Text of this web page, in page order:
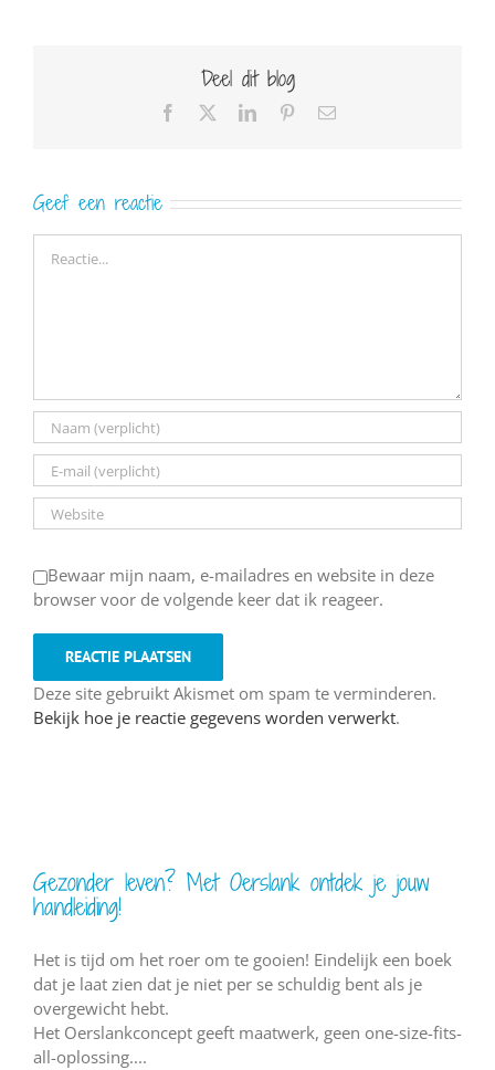
Deel dit blog
Facebook LinkedInPinterest
E-
Geef een reactie
Bewaar mijn naam, e-mailadres en website in deze
browser voor de volgende keer dat ik reageer.
Deze site gebruikt Akismet om spam te verminderen.
Bekijk hoe je reactie gegevens worden verwerkt.
Gezonder leven? Met Oerslank ontdek je jouw
handleiding!
Het is tijd om het roer om te gooien! Eindelijk een boek
dat je laat zien dat je niet per se schuldig bent als je
overgewicht hebt.
Het Oerslankconcept geeft maatwerk, geen one-size-fits-
all-oplossing....